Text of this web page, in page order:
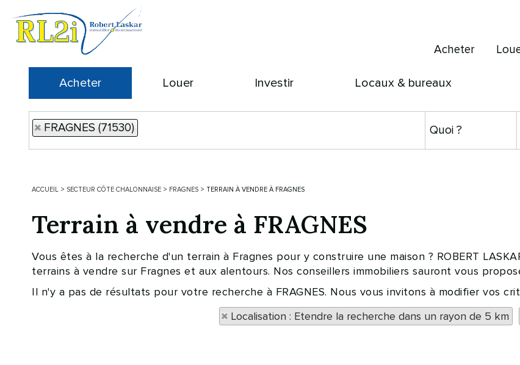
Acheter
Acheter Louer Investir Locaux & bureaux
FRAGNES (71530)
ACCUEIL > SECTEUR CÔTE CHALONNAISE > FRAGNES > TERRAIN À VENDRE À FRAGNES
Terrain à vendre à FRAGNES
Vous êtes à la recherche d'un terrain à Fragnes pour y construire une maison ? ROBERT
terrains à vendre sur Fragnes et aux alentours. Nos conseillers immobiliers sauront vous
Il n'y a pas de résultats pour votre recherche à FRAGNES. Nous vous invitons à modifier vos
Localisation : Etendre la recherche dans un rayon de 5 km